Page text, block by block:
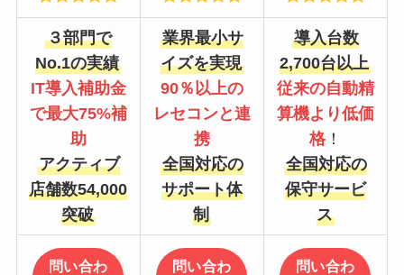
３部門で
No.1の実績
IT導入補助金
で最大75%補
助
アクティブ
店舗数54,000
突破
業界最小サ
イズを実現
90％以上の
レセコンと連
携
全国対応の
サポート体
制
導入台数
2,700台以上
従来の自動精
算機より低価
格！
全国対応の
保守サービ
ス
問い合わ
問い合わ
問い合わ